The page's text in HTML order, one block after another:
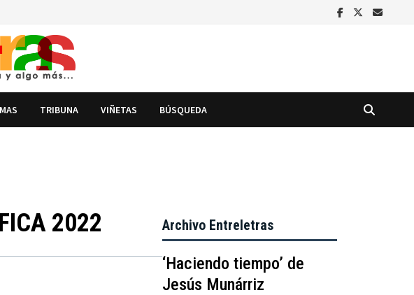
TRIBUNA VIÑETAS BÚSQUEDA
2022 Archivo Entreletras
‘Haciendo tiempo’ de
Jesús Munárriz